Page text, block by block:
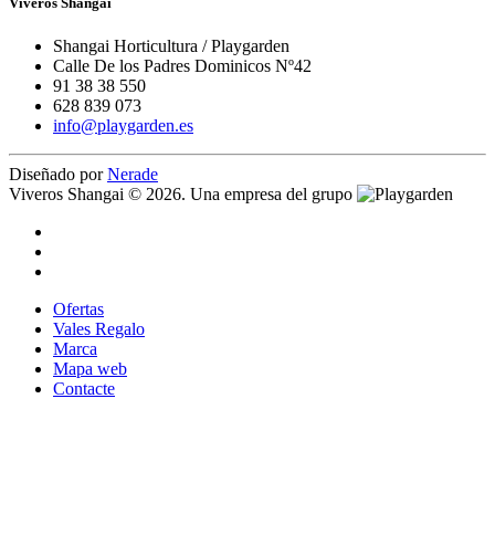
Shangai Horticultura / Playgarden
Calle De los Padres Dominicos Nº42
91 38 38 550
628 839 073
info@playgarden.es
Diseñado porNerade
Viveros Shangai © 2026. Una empresa del grupo
Ofertas
Vales Regalo
Marca
Mapa web
Contacte